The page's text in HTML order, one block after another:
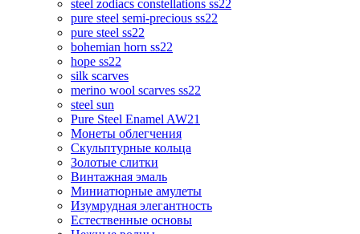
steel zodiacs constellations ss22
pure steel semi-precious ss22
pure steel ss22
bohemian horn ss22
hope ss22
silk scarves
merino wool scarves ss22
steel sun
Pure Steel Enamel AW21
Монеты облегчения
Скульптурные кольца
Золотые слитки
Винтажная эмаль
Миниатюрные амулеты
Изумрудная элегантность
Естественные основы